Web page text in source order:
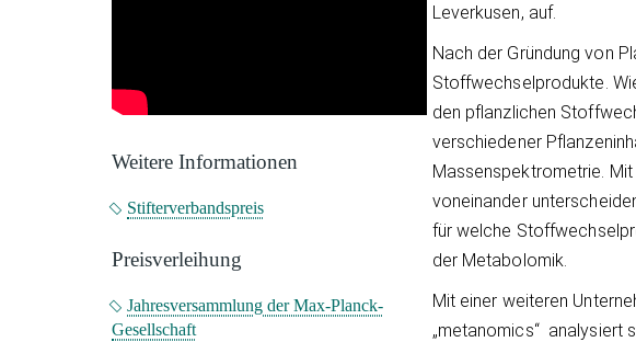
Leverkusen, auf.
Nach der Gründung von
Stoffwechselprodukte.
den pflanzlichen
verschiedener
Massenspektrometrie.
voneinander
für welche
der Metabolomik.
Mit einer weiteren
„metanomics“ analysiert
Weitere Informationen
Stifterverbandspreis
Preisverleihung
Jahresversammlung der Max-Planck-
Gesellschaft